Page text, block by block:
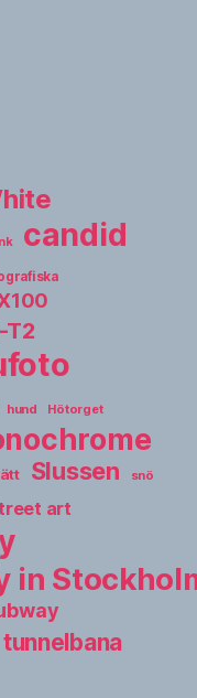
candid
T2
hund Hötorget
Slussen snö
art
in
tunnelbana